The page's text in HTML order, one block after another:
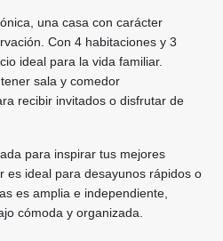
, una casa con carácter
. Con 4 habitaciones y 3
ideal para la vida familiar.
sala y comedor
recibir invitados o disfrutar de
para inspirar tus mejores
es ideal para desayunos rápidos o
es amplia e independiente,
cómoda y organizada.